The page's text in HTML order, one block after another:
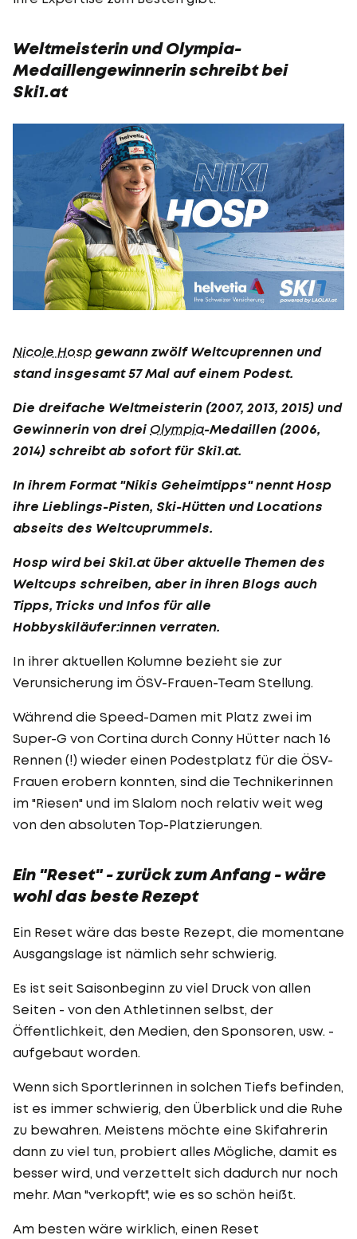
Weltmeisterin und Olympia-
Medaillengewinnerin schreibt bei
Ski1.at
Nicole Hosp gewann zwölf Weltcuprennen und
stand insgesamt 57 Mal auf einem Podest.
Die dreifache Weltmeisterin (2007, 2013, 2015) und
Gewinnerin von drei Olympia-Medaillen (2006,
2014) schreibt ab sofort für Ski1.at.
In ihrem Format "Nikis Geheimtipps" nennt Hosp
ihre Lieblings-Pisten, Ski-Hütten und Locations
abseits des Weltcuprummels.
Hosp wird bei Ski1.at über aktuelle Themen des
Weltcups schreiben, aber in ihren Blogs auch
Tipps, Tricks und Infos für alle
Hobbyskiläufer:innen verraten.
In ihrer aktuellen Kolumne bezieht sie zur
Verunsicherung im ÖSV-Frauen-Team Stellung.
Während die Speed-Damen mit Platz zwei im
Super-G von Cortina durch Conny Hütter nach 16
Rennen (!) wieder einen Podestplatz für die ÖSV-
Frauen erobern konnten, sind die Technikerinnen
im "Riesen" und im Slalom noch relativ weit weg
von den absoluten Top-Platzierungen.
Ein "Reset" - zurück zum Anfang - wäre
wohl das beste Rezept
Ein Reset wäre das beste Rezept, die momentane
Ausgangslage ist nämlich sehr schwierig.
Es ist seit Saisonbeginn zu viel Druck von allen
Seiten - von den Athletinnen selbst, der
Öffentlichkeit, den Medien, den Sponsoren, usw. -
aufgebaut worden.
Wenn sich Sportlerinnen in solchen Tiefs befinden,
ist es immer schwierig, den Überblick und die Ruhe
zu bewahren. Meistens möchte eine Skifahrerin
dann zu viel tun, probiert alles Mögliche, damit es
besser wird, und verzettelt sich dadurch nur noch
mehr. Man "verkopft", wie es so schön heißt.
Am besten wäre wirklich, einen Reset